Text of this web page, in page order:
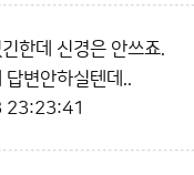
한데 신경은 안쓰죠.
답변안하실텐데..